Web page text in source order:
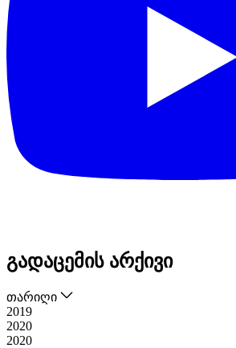
გადაცემის არქივი
თარიღი
2019
2020
2020